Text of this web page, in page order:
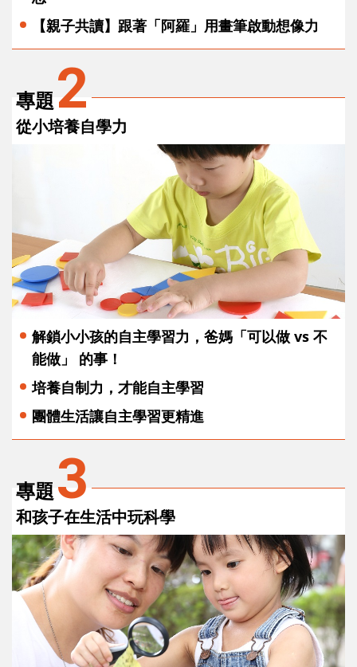
【親子共讀】跟著「阿羅」用畫筆啟動想像力
專題2
從小培養自學力
解鎖小小孩的自主學習力，爸媽「可以做 vs 不
能做」 的事！
培養自制力，才能自主學習
團體生活讓自主學習更精進
專題3
和孩子在生活中玩科學